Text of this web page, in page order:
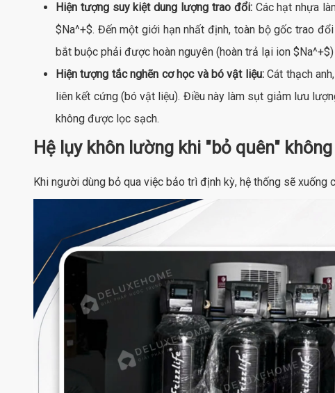
Hiện tượng suy kiệt dung lượng trao đổi:Các hạt nhựa
$Na^+$. Đến một giới hạn nhất định, toàn bộ gốc trao
bắt buộc phải được hoàn nguyên (hoàn trả lại ion $Na^+$
Hiện tượng tắc nghẽn cơ học và bó vật liệu:Cát thạch
liên kết cứng (bó vật liệu). Điều này làm sụt giảm lưu
không được lọc sạch.
Hệ lụy khôn lường khi "bỏ quên"
Khi người dùng bỏ qua việc bảo trì định kỳ, hệ thống sẽ